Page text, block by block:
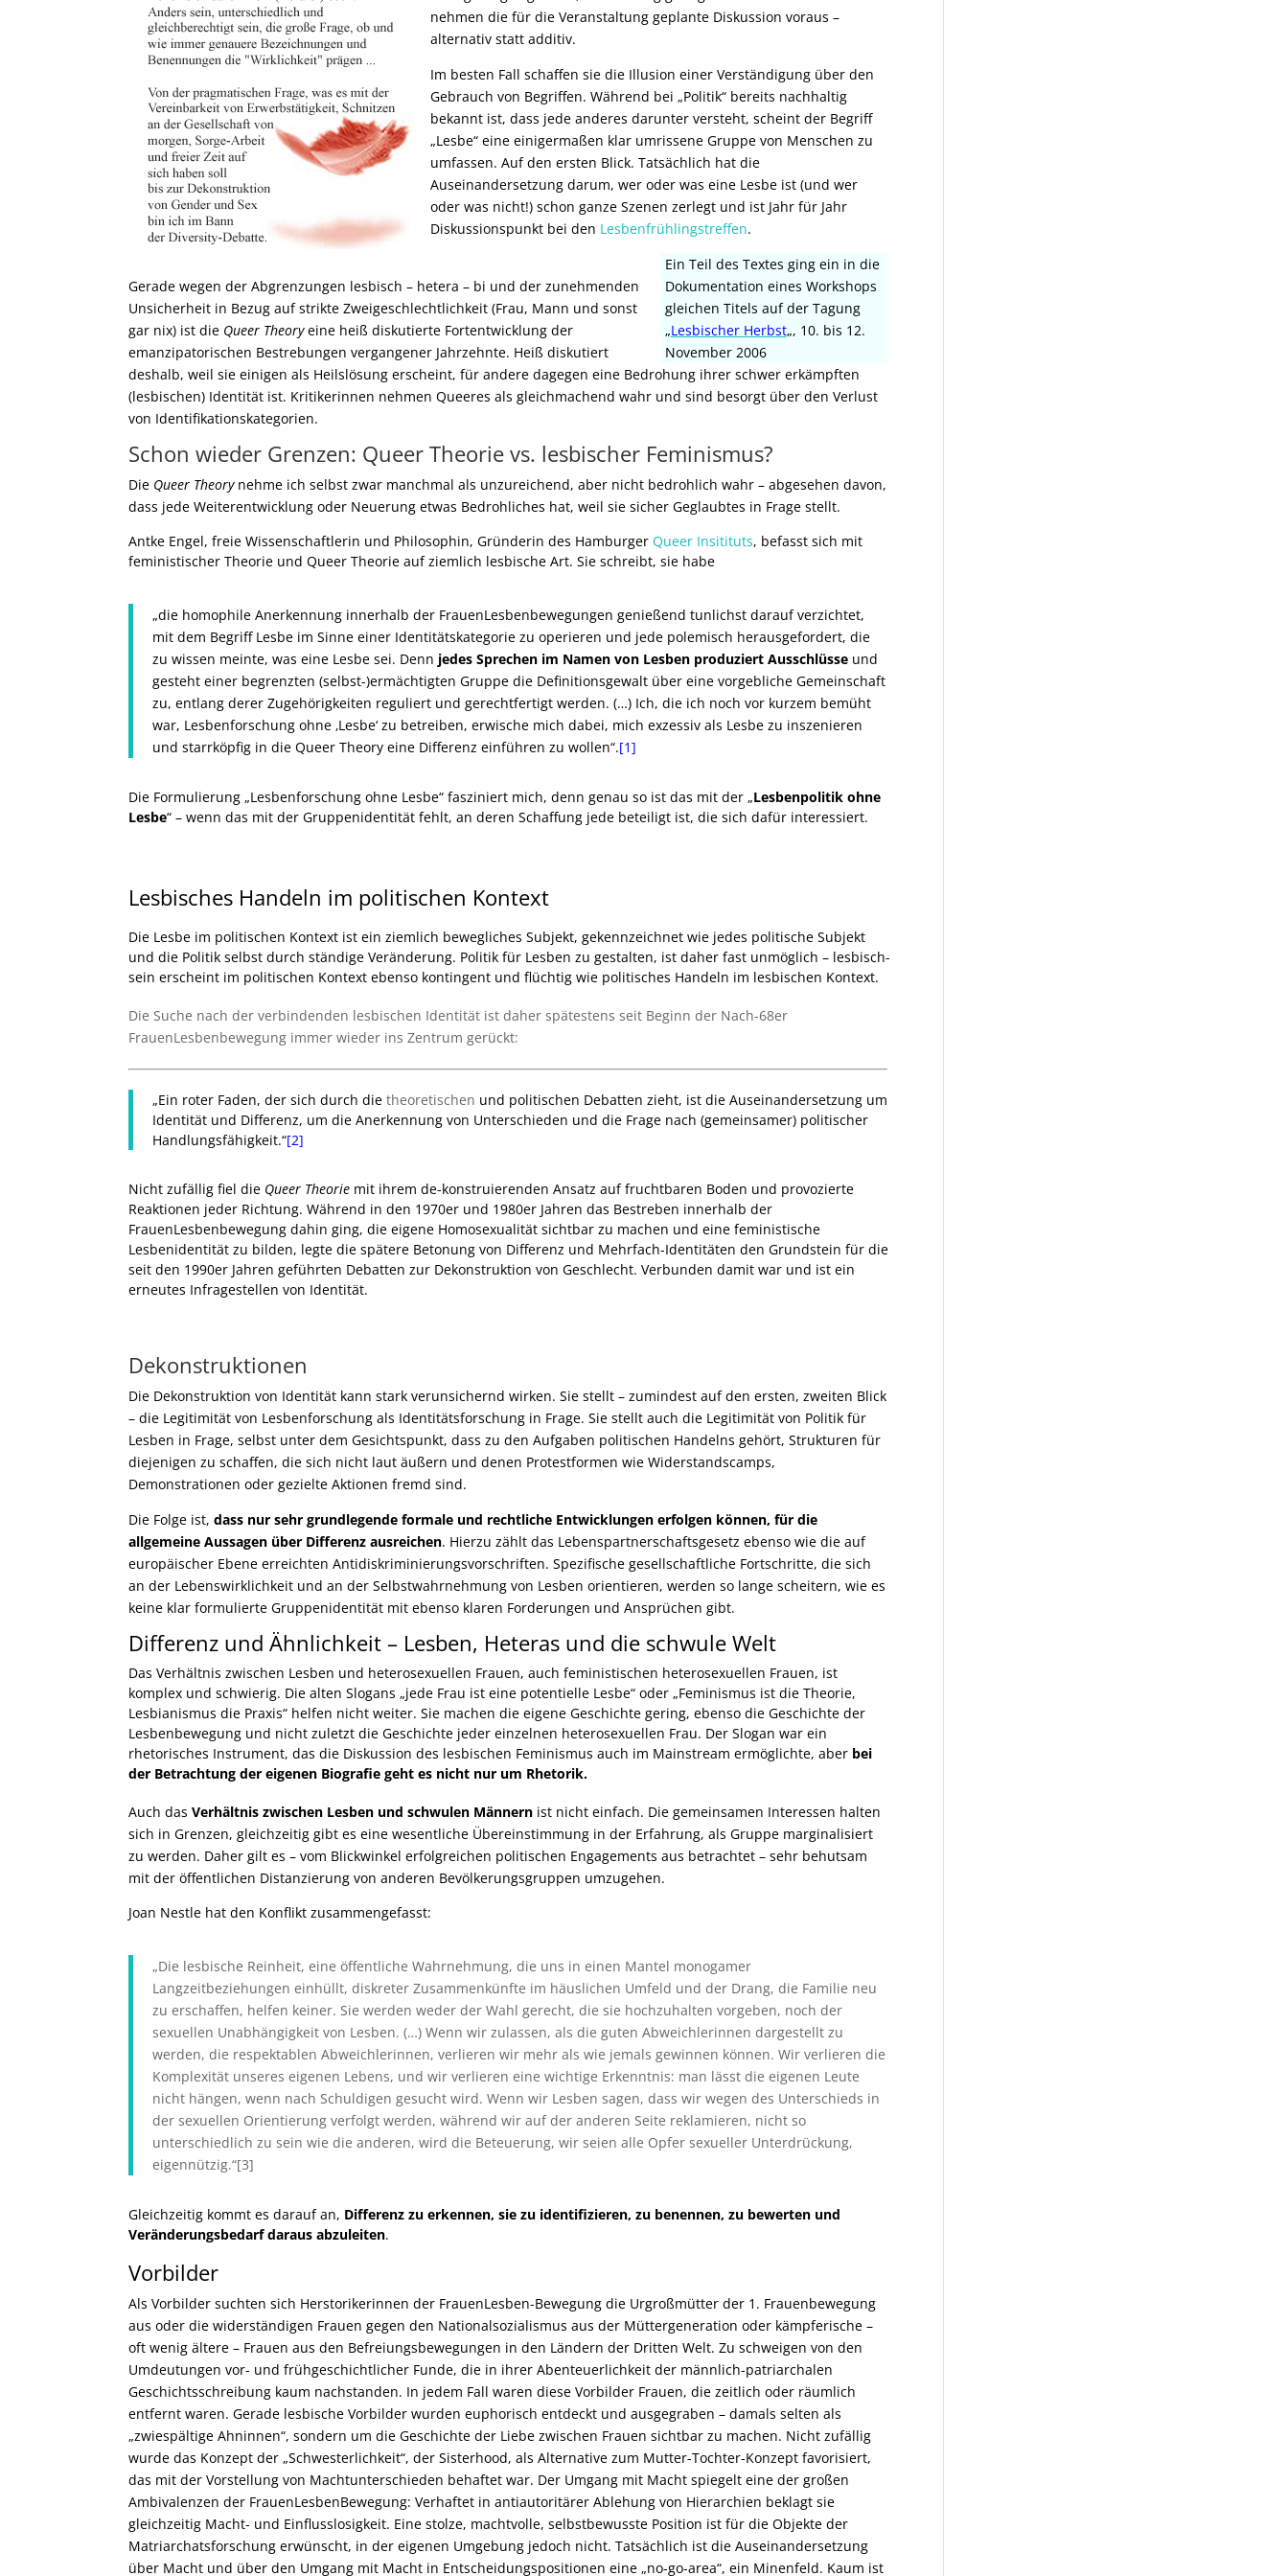
nehmen die für die Veranstaltung geplante Diskussion voraus –
alternativ statt additiv.
Im besten Fall schaffen sie die Illusion einer Verständigung über den
Gebrauch von Begriffen.Während bei „Politik“ bereits nachhaltig
bekannt ist, dass jede anderes darunter versteht, scheint der Begriff
„Lesbe“ eine einigermaßen klar umrissene Gruppe von Menschen zu
umfassen. Auf den ersten Blick. Tatsächlich hat die
Auseinandersetzung darum, wer oder was eine Lesbe ist (und wer
oder was nicht!) schon ganze Szenen zerlegt und ist Jahr für Jahr
Diskussionspunkt bei den Lesbenfrühlingstreffen.
Ein Teil des Textes ging ein in die
Dokumentation eines Workshops
gleichen Titels auf der Tagung
„Lesbischer Herbst„, 10. bis 12.
November 2006
Gerade wegen der Abgrenzungen lesbisch – hetera – bi und der zunehmenden
Unsicherheit in Bezug auf strikte Zweigeschlechtlichkeit (Frau, Mann und sonst
gar nix) ist die Queer Theoryeine heiß diskutierte Fortentwicklung der
emanzipatorischen Bestrebungen vergangener Jahrzehnte. Heiß diskutiert
deshalb, weil sie einigen als Heilslösung erscheint, für andere dagegen eine Bedrohung ihrer schwer erkämpften
(lesbischen) Identität ist. Kritikerinnen nehmen Queeres als gleichmachend wahr und sind besorgt über den Verlust
von Identifikationskategorien.
Schon wieder Grenzen: Queer Theorie vs. lesbischer Feminismus?
Die Queer Theorynehme ich selbst zwar manchmal als unzureichend, aber nicht bedrohlich wahr – abgesehen davon,
dass jede Weiterentwicklung oder Neuerung etwas Bedrohliches hat, weil sie sicher Geglaubtes in Frage stellt.
Antke Engel, freie Wissenschaftlerin und Philosophin, Gründerin des HamburgerQueer Insitituts, befasst sich mit
feministischer Theorie und Queer Theorie auf ziemlich lesbische Art. Sie schreibt, sie habe
„die homophile Anerkennung innerhalb der FrauenLesbenbewegungen genießend tunlichst darauf verzichtet,
mit dem Begriff Lesbe im Sinne einer Identitätskategorie zu operieren und jede polemisch herausgefordert, die
zu wissen meinte, was eine Lesbe sei. Denn jedes Sprechen im Namen von Lesben produziert Ausschlüsse und
gesteht einer begrenzten (selbst-)ermächtigten Gruppe die Definitionsgewalt über eine vorgebliche Gemeinschaft
zu, entlang derer Zugehörigkeiten reguliert und gerechtfertigt werden. (…) Ich, die ich noch vor kurzem bemüht
war, Lesbenforschung ohne ‚Lesbe‘ zu betreiben, erwische mich dabei, mich exzessiv als Lesbe zu inszenieren
und starrköpfig in die Queer Theory eine Differenz einführen zu wollen“.[1]
Die Formulierung „Lesbenforschung ohne Lesbe“ fasziniert mich, denn genau so ist das mit der „Lesbenpolitik ohne
Lesbe“ – wenn das mit der Gruppenidentität fehlt, an deren Schaffung jede beteiligt ist, die sich dafür interessiert.
Lesbisches Handeln im politischen Kontext
Die Lesbe im politischen Kontext ist ein ziemlich bewegliches Subjekt, gekennzeichnet wie jedes politische Subjekt
und die Politik selbst durch ständige Veränderung. Politik für Lesben zu gestalten, ist daher fast unmöglich – lesbisch-
sein erscheint im politischen Kontext ebenso kontingent und flüchtig wie politisches Handeln im lesbischen Kontext.
Die Suche nach der verbindenden lesbischen Identität ist daher spätestens seit Beginn der Nach-68er
FrauenLesbenbewegung immer wieder ins Zentrum gerückt:
„Ein roter Faden, der sich durch dietheoretischen und politischen Debatten zieht, ist die Auseinandersetzung um
Identität und Differenz, um die Anerkennung von Unterschieden und die Frage nach (gemeinsamer) politischer
Handlungsfähigkeit.“[2]
Nicht zufällig fiel die Queer Theorie mit ihrem de-konstruierenden Ansatz auf fruchtbaren Boden und provozierte
Reaktionen jeder Richtung.Während in den 1970er und 1980er Jahren das Bestreben innerhalb der
FrauenLesbenbewegung dahin ging, die eigene Homosexualität sichtbar zu machen und eine feministische
Lesbenidentität zu bilden, legte die spätere Betonung von Differenz und Mehrfach-Identitäten den Grundstein für die
seit den 1990er Jahren geführten Debatten zur Dekonstruktion von Geschlecht. Verbunden damit war und ist ein
erneutes Infragestellen von Identität.
Dekonstruktionen
Die Dekonstruktion von Identität kann stark verunsichernd wirken. Sie stellt – zumindest auf den ersten, zweiten Blick
– die Legitimität von Lesbenforschung als Identitätsforschung in Frage. Sie stellt auch die Legitimität von Politik für
Lesben in Frage, selbst unter dem Gesichtspunkt, dass zu den Aufgaben politischen Handelns gehört, Strukturen für
diejenigen zu schaffen, die sich nicht laut äußern und denen Protestformen wie Widerstandscamps,
Demonstrationen oder gezielte Aktionen fremd sind.
Die Folge ist,dass nur sehr grundlegende formale und rechtliche Entwicklungen erfolgen können, für die
allgemeine Aussagen über Differenz ausreichen. Hierzu zählt das Lebenspartnerschaftsgesetz ebenso wie die auf
europäischer Ebene erreichten Antidiskriminierungsvorschriften. Spezifische gesellschaftliche Fortschritte, die sich
an der Lebenswirklichkeit und an der Selbstwahrnehmung von Lesben orientieren, werden so lange scheitern, wie es
keine klar formulierte Gruppenidentität mit ebenso klaren Forderungen und Ansprüchen gibt.
Differenz und Ähnlichkeit – Lesben, Heteras und die schwule Welt
Das Verhältnis zwischen Lesben und heterosexuellen Frauen, auch feministischen heterosexuellen Frauen, ist
komplex und schwierig. Die alten Slogans „jede Frau ist eine potentielle Lesbe“ oder „Feminismus ist die Theorie,
Lesbianismus die Praxis“ helfen nicht weiter. Sie machen die eigene Geschichte gering, ebenso die Geschichte der
Lesbenbewegung und nicht zuletzt die Geschichte jeder einzelnen heterosexuellen Frau. Der Slogan war ein
rhetorisches Instrument, das die Diskussion des lesbischen Feminismus auch im Mainstream ermöglichte, aber bei
der Betrachtung der eigenen Biografie geht es nicht nur um Rhetorik.
Auch dasVerhältnis zwischen Lesben und schwulen Männern ist nicht einfach. Die gemeinsamen Interessen halten
sich in Grenzen, gleichzeitig gibt es eine wesentliche Übereinstimmung in der Erfahrung, als Gruppe marginalisiert
zu werden. Daher gilt es – vom Blickwinkel erfolgreichen politischen Engagements aus betrachtet – sehr behutsam
mit der öffentlichen Distanzierung von anderen Bevölkerungsgruppen umzugehen.
Joan Nestle hat den Konflikt zusammengefasst:
„Die lesbische Reinheit, eine öffentliche Wahrnehmung, die uns in einen Mantel monogamer
Langzeitbeziehungen einhüllt, diskreter Zusammenkünfte im häuslichen Umfeld und der Drang, die Familie neu
zu erschaffen, helfen keiner. Sie werden weder der Wahl gerecht, die sie hochzuhalten vorgeben, noch der
sexuellen Unabhängigkeit von Lesben. (…) Wenn wir zulassen, als die guten Abweichlerinnen dargestellt zu
werden, die respektablen Abweichlerinnen, verlieren wir mehr als wie jemals gewinnen können. Wir verlieren die
Komplexität unseres eigenen Lebens, und wir verlieren eine wichtige Erkenntnis: man lässt die eigenen Leute
nicht hängen, wenn nach Schuldigen gesucht wird. Wenn wir Lesben sagen, dass wir wegen des Unterschieds in
der sexuellen Orientierung verfolgt werden, während wir auf der anderen Seite reklamieren, nicht so
unterschiedlich zu sein wie die anderen, wird die Beteuerung, wir seien alle Opfer sexueller Unterdrückung,
eigennützig.“[3]
Gleichzeitig kommt es darauf an, Differenz zu erkennen, sie zu identifizieren, zu benennen, zu bewerten und
Veränderungsbedarf daraus abzuleiten.
Vorbilder
Als Vorbilder suchten sich Herstorikerinnen der FrauenLesben-Bewegung die Urgroßmütter der 1. Frauenbewegung
aus oder die widerständigen Frauen gegen den Nationalsozialismus aus der Müttergeneration oder kämpferische –
oft wenig ältere – Frauen aus den Befreiungsbewegungen in den Ländern der Dritten Welt. Zu schweigen von den
Umdeutungen vor- und frühgeschichtlicher Funde, die in ihrer Abenteuerlichkeit der männlich-patriarchalen
Geschichtsschreibung kaum nachstanden. In jedem Fall waren diese Vorbilder Frauen, die zeitlich oder räumlich
entfernt waren. Gerade lesbische Vorbilder wurden euphorisch entdeckt und ausgegraben – damals selten als
„zwiespältige Ahninnen“, sondern um die Geschichte der Liebe zwischen Frauen sichtbar zu machen. Nicht zufällig
wurde das Konzept der „Schwesterlichkeit“, der Sisterhood, als Alternative zum Mutter-Tochter-Konzept favorisiert,
das mit der Vorstellung von Machtunterschieden behaftet war. Der Umgang mit Macht spiegelt eine der großen
Ambivalenzen der FrauenLesbenBewegung: Verhaftet in antiautoritärer Ablehung von Hierarchien beklagt sie
gleichzeitig Macht- und Einflusslosigkeit. Eine stolze, machtvolle, selbstbewusste Position ist für die Objekte der
Matriarchatsforschung erwünscht, in der eigenen Umgebung jedoch nicht. Tatsächlich ist die Auseinandersetzung
über Macht und über den Umgang mit Macht in Entscheidungspositionen eine „no-go-area“, ein Minenfeld. Kaum ist